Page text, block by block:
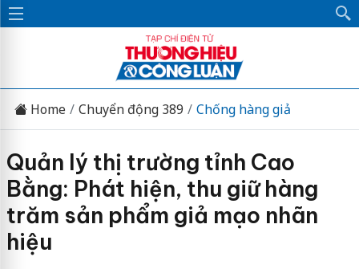
Home Chuyển động 389 Chống hàng giả
Quản lý thị trường tỉnh Cao
Bằng: Phát hiện, thu giữ hàng
trăm sản phẩm giả mạo nhãn
hiệu